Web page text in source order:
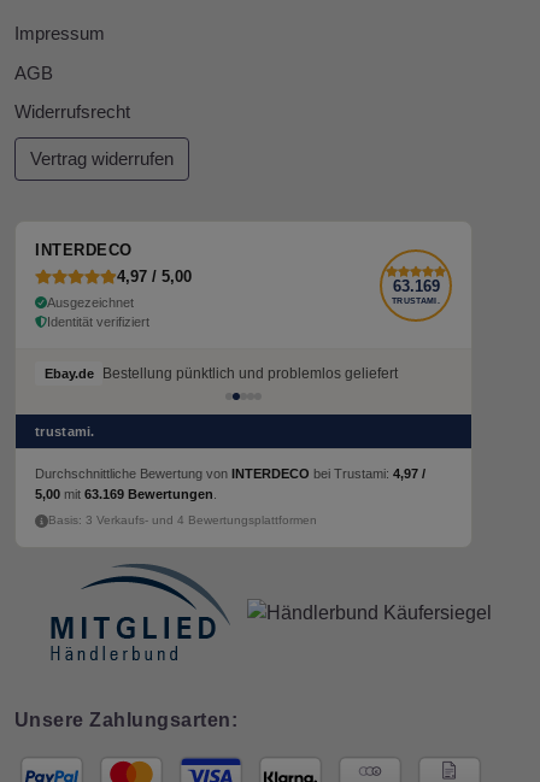
Impressum
AGB
Widerrufsrecht
Vertrag widerrufen
INTERDECO
4,97 / 5,00
Ausgezeichnet
Identität verifiziert
63.169
TRUSTAMI.
Ebay.de Bestellung pünktlich und problemlos geliefert
trustami.
Durchschnittliche Bewertung von INTERDECO bei Trustami: 4,97 /
5,00 mit 63.169 Bewertungen
Basis: 3 Verkaufs- und 4 Bewertungsplattformen
Unsere Zahlungsarten: